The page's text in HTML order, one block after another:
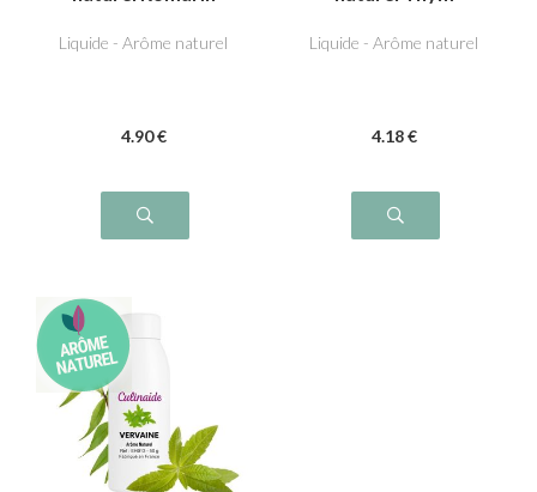
Liquide - Arôme naturel
4.90 €
Liquide - Arôme naturel
4.18 €